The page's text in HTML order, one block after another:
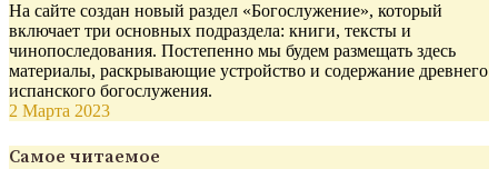
На сайте создан новый раздел «Богослужение», который
включает три основных подраздела: книги, тексты и
чинопоследования. Постепенно мы будем размещать здесь
материалы, раскрывающие устройство и содержание древнего
испанского богослужения.
2 Марта 2023
Самое читаемое